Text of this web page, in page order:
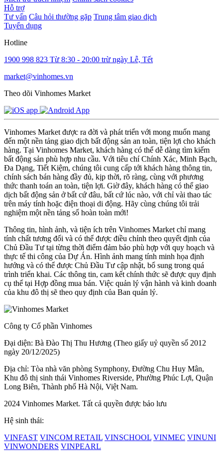
Hỗ trợ
Tư vấn Câu hỏi thường gặp Trung tâm giao dịch
Tuyển dụng
Hotline
1900 998 823 Từ 8:30 - 20:00 trừ ngày Lễ, Tết
market@vinhomes.vn
Theo dõi Vinhomes Market
Vinhomes Market được ra đời và phát triển với mong muốn mang
đến một nền tảng giao dịch bất động sản an toàn, tiện lợi cho khách
hàng. Tại Vinhomes Market, khách hàng có thể dễ dàng tìm kiếm
bất động sản phù hợp nhu cầu. Với tiêu chí Chính Xác, Minh Bạch,
Đa Dạng, Tiết Kiệm, chúng tôi cung cấp tới khách hàng thông tin,
chính sách bán hàng đầy đủ, kịp thời, rõ ràng, cùng với phương
thức thanh toán an toàn, tiện lợi. Giờ đây, khách hàng có thể giao
dịch bất động sản ở bất cứ đâu, bất cứ lúc nào, với chỉ vài thao tác
trên máy tính hoặc điện thoại di động. Hãy cùng chúng tôi trải
nghiệm một nền tảng số hoàn toàn mới!
Thông tin, hình ảnh, và tiện ích trên Vinhomes Market chỉ mang
tính chất tương đối và có thể được điều chỉnh theo quyết định của
Chủ Đầu Tư tại từng thời điểm đảm bảo phù hợp với quy hoạch và
thực tế thi công của Dự Án. Hình ảnh mang tính minh họa định
hướng và có thể được Chủ Đầu Tư cập nhật, bổ sung trong quá
trình triển khai. Các thông tin, cam kết chính thức sẽ được quy định
cụ thể tại Hợp đồng mua bán. Việc quản lý vận hành và kinh doanh
của khu đô thị sẽ theo quy định của Ban quản lý.
Công ty Cổ phần Vinhomes
Đại diện: Bà Đào Thị Thu Hương (Theo giấy uỷ quyền số 2012
ngày 20/12/2025)
Địa chỉ: Tòa nhà văn phòng Symphony, Đường Chu Huy Mân,
Khu đô thị sinh thái Vinhomes Riverside, Phường Phúc Lợi, Quận
Long Biên, Thành phố Hà Nội, Việt Nam.
2024 Vinhomes Market. Tất cả quyền được bảo lưu
Hệ sinh thái:
VINFAST VINCOM RETAIL VINSCHOOL VINMEC VINUNI
VINWONDERS VINPEARL